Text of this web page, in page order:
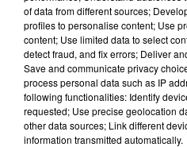
Haut-Rhin
liberté
Parlons elsassisch
Dreyeckland
bas
Radio DKL
Parlons Elsassich
of data from different sources;
profiles to personalise content; Use
content; Use limited data to select
detect fraud, and fix errors; Deliver
Save and communicate privacy
process personal data such as IP
following functionalities: Identify
requested; Use precise geolocation
other data sources; Link different
information transmitted automatically.